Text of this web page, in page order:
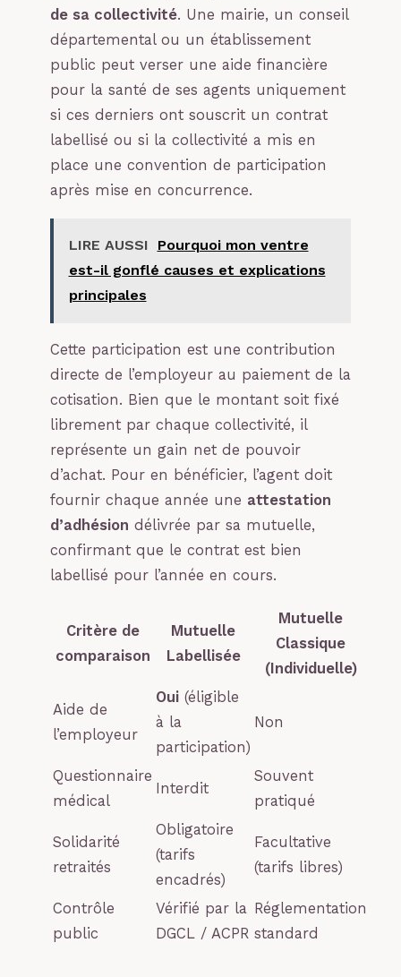
de sa collectivité. Une mairie, un conseil
départemental ou un établissement
public peut verser une aide financière
pour la santé de ses agents uniquement
si ces derniers ont souscrit un contrat
labellisé ou si la collectivité a mis en
place une convention de participation
après mise en concurrence.
LIRE AUSSI
Pourquoi mon ventre
est-il gonflé causes et explications
principales
Cette participation est une contribution
directe de l’employeur au paiement de la
cotisation. Bien que le montant soit fixé
librement par chaque collectivité, il
représente un gain net de pouvoir
d’achat. Pour en bénéficier, l’agent doit
fournir chaque année une attestation
d’adhésion délivrée par sa mutuelle,
confirmant que le contrat est bien
labellisé pour l’année en cours.
Critère de
comparaison
Mutuelle
Labellisée
Mutuelle
Classique
(Individuelle)
Aide de
l’employeur
Oui (éligible
à la
participation)
Non
Questionnaire
médical
Interdit
Souvent
pratiqué
Solidarité
retraités
Obligatoire
(tarifs
encadrés)
Facultative
(tarifs libres)
Contrôle
public
Vérifié par la
DGCL / ACPR
Réglementation
standard